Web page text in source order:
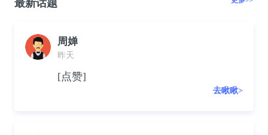
最新话题
周婵
昨天
[点赞]
去瞅瞅>